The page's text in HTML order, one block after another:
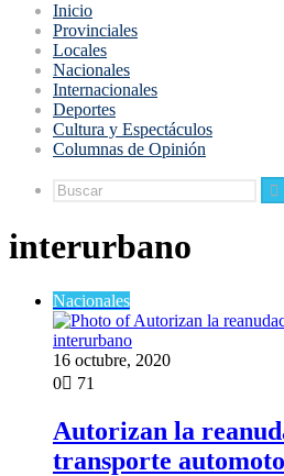
Inicio
Provinciales
Locales
Nacionales
Internacionales
Deportes
Cultura y Espectáculos
Columnas de Opinión
interurbano
Nacionales
16 octubre, 2020
0
71
Autorizan la
transporte